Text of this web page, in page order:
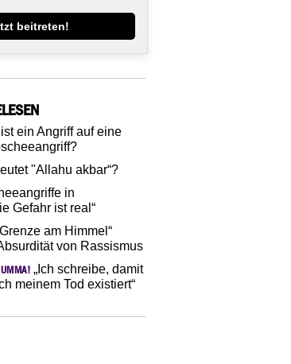
beitreten!
ein Angriff auf eine
"Allahu akbar“?
in
Gefahr ist real“
am Himmel“
von Rassismus
UMMA! „Ich schreibe, damit
meinem Tod existiert“